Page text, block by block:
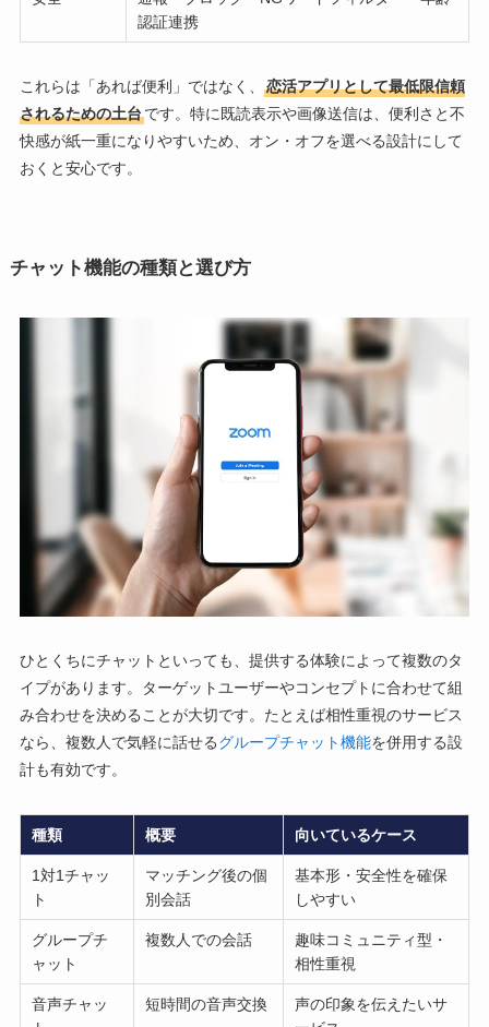
認証連携
これらは「あれば便利」ではなく、
恋活アプリとして最低限信頼
されるための土台です。特に既読表示や画像送信は、便利さと不
快感が紙一重になりやすいため、オン・オフを選べる設計にして
おくと安心です。
チャット機能の種類と選び方
ひとくちにチャットといっても、提供する体験によって複数のタ
イプがあります。ターゲットユーザーやコンセプトに合わせて組
み合わせを決めることが大切です。たとえば相性重視のサービス
なら、複数人で気軽に話せるグループチャット機能を併用する設
計も有効です。
種類 概要 向いているケース
1対1チャッ
ト
マッチング後の個
別会話
基本形・安全性を確保
しやすい
グループチ
ャット
複数人での会話
趣味コミュニティ型・
相性重視
音声チャッ
短時間の音声交換
声の印象を伝えたいサ